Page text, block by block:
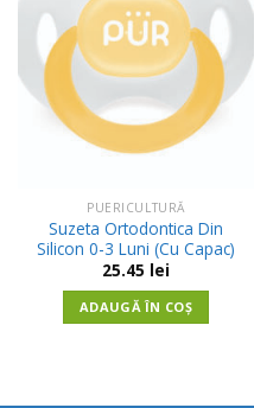
Adauga
Wishlist
PUERICULTURĂ
Suzeta Ortodontica Din
Silicon 0-3 Luni (Cu Capac)
25.45 lei
ADAUGĂ ÎN COȘ